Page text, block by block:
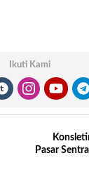
Ikuti Kami
Pasar